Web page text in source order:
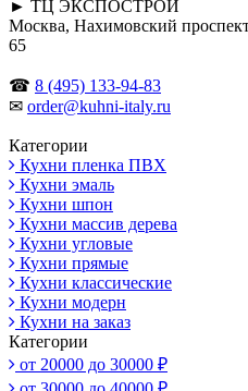
► ТЦ ЭКСПОСТРОЙ
Москва, Нахимовский
65
☎ 8 (495) 133-94-83
✉ order@kuhni-italy.ru
Категории
Кухни пленка ПВХ
Кухни эмаль
Кухни шпон
Кухни массив дерева
Кухни угловые
Кухни прямые
Кухни классические
Кухни модерн
Кухни на заказ
Категории
от 20000 до 30000 ₽